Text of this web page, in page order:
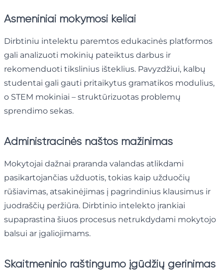
Asmeniniai mokymosi keliai
Dirbtiniu intelektu paremtos edukacinės platformos
gali analizuoti mokinių pateiktus darbus ir
rekomenduoti tikslinius išteklius. Pavyzdžiui, kalbų
studentai gali gauti pritaikytus gramatikos modulius,
o STEM mokiniai – struktūrizuotas problemų
sprendimo sekas.
Administracinės naštos mažinimas
Mokytojai dažnai praranda valandas atlikdami
pasikartojančias užduotis, tokias kaip užduočių
rūšiavimas, atsakinėjimas į pagrindinius klausimus ir
juodraščių peržiūra. Dirbtinio intelekto įrankiai
supaprastina šiuos procesus netrukdydami mokytojo
balsui ar įgaliojimams.
Skaitmeninio raštingumo įgūdžių gerinimas